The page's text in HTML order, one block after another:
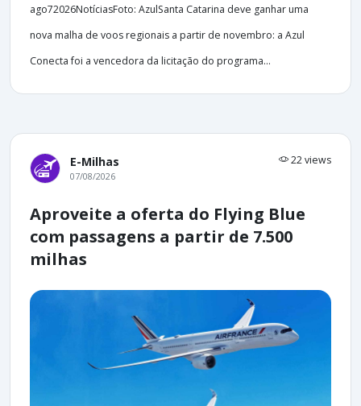
ago72026NotíciasFoto: AzulSanta Catarina deve ganhar uma
nova malha de voos regionais a partir de novembro: a Azul
Conecta foi a vencedora da licitação do programa...
E-Milhas 22 views
07/08/2026
Aproveite a oferta do Flying Blue
com passagens a partir de 7.500
milhas